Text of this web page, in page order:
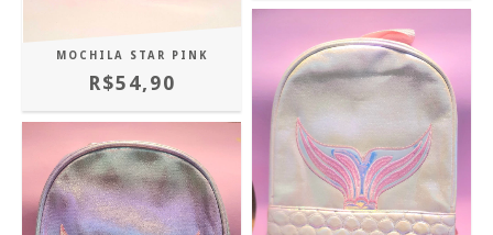
MOCHILA STAR PINK
R$54,90